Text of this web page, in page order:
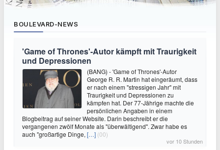
BOULEVARD-NEWS
'Game of Thrones'-Autor kämpft mit Traurigkeit
und Depressionen
(BANG) - 'Game of Thrones'-Autor
George R. R. Martin hat eingeräumt, dass
er nach einem "stressigen Jahr" mit
Traurigkeit und Depressionen zu
kämpfen hat. Der 77-Jährige machte die
persönlichen Angaben in einem
Blogbeitrag auf seiner Website. Darin beschreibt er die
vergangenen zwölf Monate als "überwältigend". Zwar habe es
auch "großartige Dinge, […] (00)
vor 10 Stunden